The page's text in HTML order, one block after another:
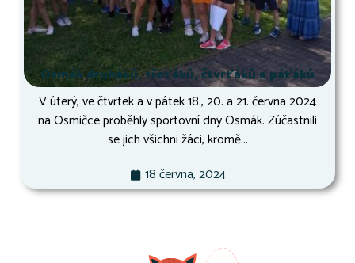
Osmák druháků, třeťáků, čtvrťáků a páťáků
V úterý, ve čtvrtek a v pátek 18., 20. a 21. června 2024
na Osmičce proběhly sportovní dny Osmák. Zúčastnili
se jich všichni žáci, kromě...
18 června, 2024